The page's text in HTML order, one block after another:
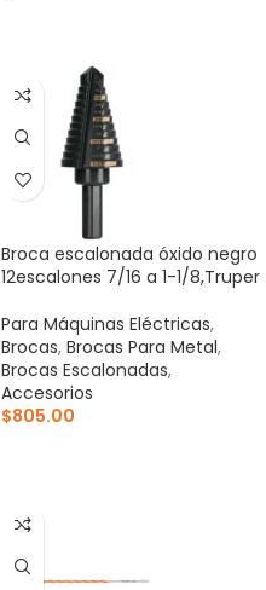
Broca escalonada óxido negro
12escalones 7/16 a 1-1/8,Truper
Para Máquinas Eléctricas,
Brocas, Brocas Para Metal,
Brocas Escalonadas,
Accesorios
$805.00